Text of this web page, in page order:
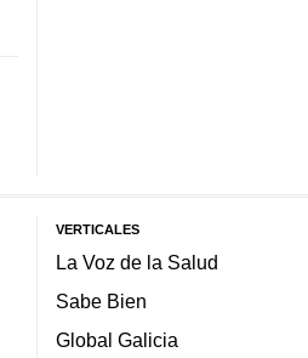
VERTICALES
La Voz de la Salud
Sabe Bien
Global Galicia